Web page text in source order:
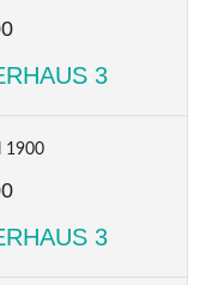
3
1900
3